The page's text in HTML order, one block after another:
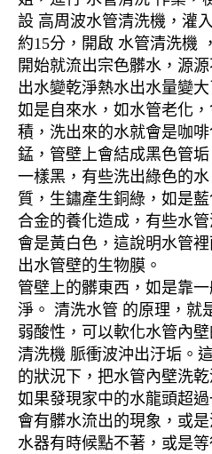
設 高周波水管清洗機，灌
約15分，開啟 水管清洗機
開始就流出宗色髒水，源
出水變乾淨熱水出水量變大
如是自來水，如水管老化
積，洗出來的水就會是咖
錳，管壁上會結成黑色管
一樣黑，有些洗出綠色的
質，生鏽產生銅綠，如是
合金的養化造成，有些水
會是黃白色，這說明水管
出水管壁的生物膜。
管壁上的髒東西，如是靠
淨。 清洗水管 的原理，就
弱酸性，可以軟化水管內
清洗機 脈衝波沖出汙垢。
的狀況下，把水管內壁洗乾
如果發現家中的水龍頭超
會有髒水流出的現象，或
水器有時候點不著，或是